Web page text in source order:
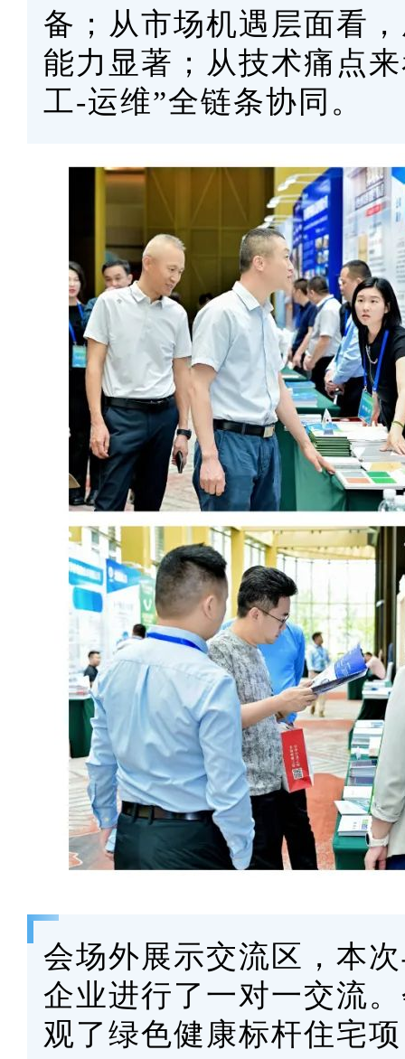
备；从市场机遇层面看
能力显著；从技术痛点
工-运维”全链条协同。
会场外展示交流区，本
企业进行了一对一交流
观了绿色健康标杆住宅